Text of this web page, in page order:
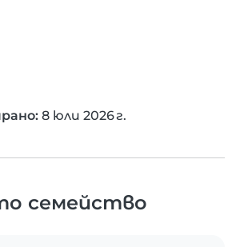
8 юли 2026 г.
семейство